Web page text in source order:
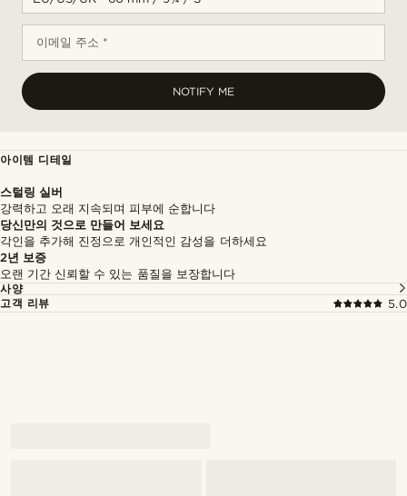
이메일 주소 *
NOTIFY ME
아이템 디테일
스털링 실버
강력하고 오래 지속되며 피부에 순합니다
당신만의 것으로 만들어 보세요
각인을 추가해 진정으로 개인적인 감성을 더하세요
2년 보증
오랜 기간 신뢰할 수 있는 품질을 보장합니다
사양
고객 리뷰
5.0